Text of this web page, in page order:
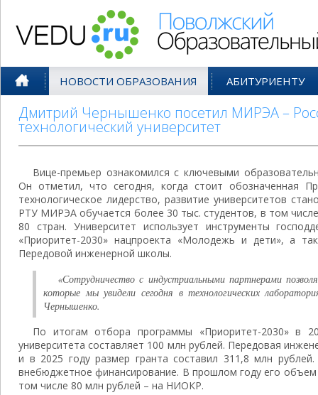
НОВОСТИ ОБРАЗОВАНИЯ АБИТУРИЕНТУ
Дмитрий Чернышенко посетил МИРЭА –
технологический университет
Вице-премьер ознакомился с ключевыми
Он отметил, что сегодня, когда стоит обозначенная
технологическое лидерство, развитие университетов
РТУ МИРЭА обучается более 30 тыс. студентов, в том
80 стран. Университет использует инструменты
«Приоритет-2030» нацпроекта «Молодежь и дети», а
Передовой инженерной школы.
«Сотрудничество с индустриальными партнерами
которые мы увидели сегодня в технологических
Чернышенко.
По итогам отбора программы «Приоритет-2030» в
университета составляет 100 млн рублей. Передовая
и в 2025 году размер гранта составил 311,8 млн
внебюджетное финансирование. В прошлом году его
том числе 80 млн рублей – на НИОКР.